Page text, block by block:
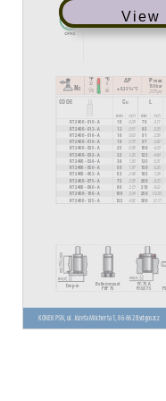
View